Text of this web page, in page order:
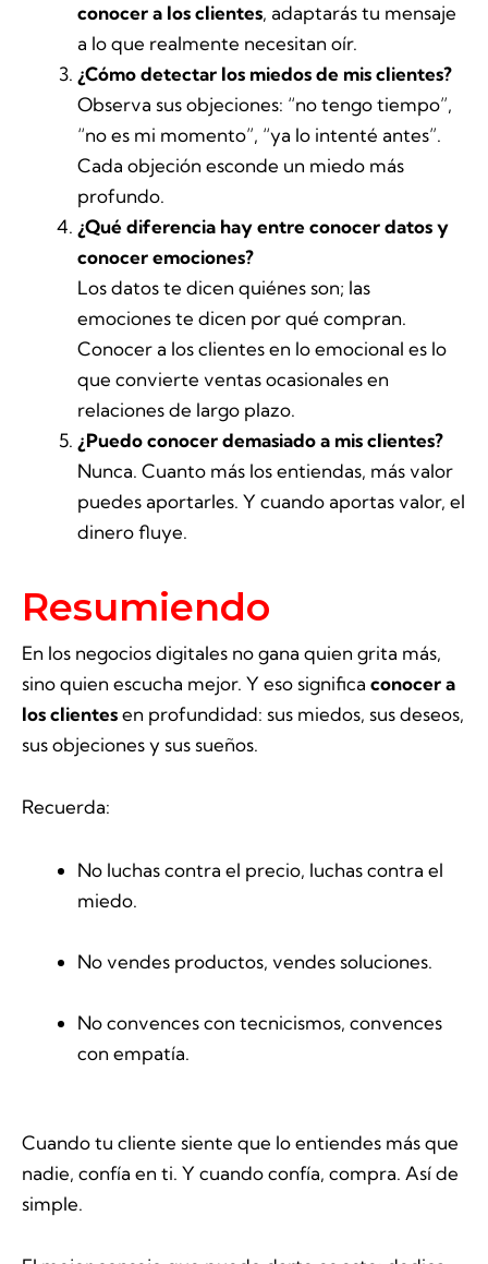
conocer a los clientes, adaptarás tu mensaje
a lo que realmente necesitan oír.
¿Cómo detectar los miedos de mis clientes?
Observa sus objeciones: “no tengo tiempo”,
“no es mi momento”, “ya lo intenté antes”.
Cada objeción esconde un miedo más
profundo.
¿Qué diferencia hay entre conocer datos y
conocer emociones?
Los datos te dicen quiénes son; las
emociones te dicen por qué compran.
Conocer a los clientes en lo emocional es lo
que convierte ventas ocasionales en
relaciones de largo plazo.
¿Puedo conocer demasiado a mis clientes?
Nunca. Cuanto más los entiendas, más valor
puedes aportarles. Y cuando aportas valor, el
dinero fluye.
Resumiendo
En los negocios digitales no gana quien grita más,
sino quien escucha mejor. Y eso significa conocer a
los clientesen profundidad: sus miedos, sus deseos,
sus objeciones y sus sueños.
Recuerda:
No luchas contra el precio, luchas contra el
miedo.
No vendes productos, vendes soluciones.
No convences con tecnicismos, convences
con empatía.
Cuando tu cliente siente que lo entiendes más que
nadie, confía en ti. Y cuando confía, compra. Así de
simple.